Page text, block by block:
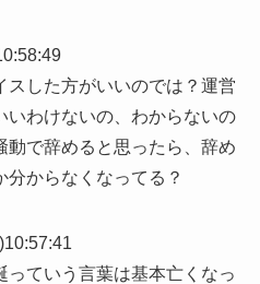
スした方がいいのでは？運営
いわけないの、わからないの
動で辞めると思ったら、辞め
からなくなってる？
っていう言葉は基本亡くなっ